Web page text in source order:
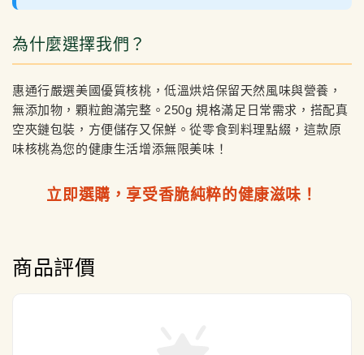
為什麼選擇我們？
惠通行嚴選美國優質核桃，低溫烘焙保留天然風味與營養，
無添加物，顆粒飽滿完整。250g 規格滿足日常需求，搭配真
空夾鏈包裝，方便儲存又保鮮。從零食到料理點綴，這款原
味核桃為您的健康生活增添無限美味！
立即選購，享受香脆純粹的健康滋味！
商品評價